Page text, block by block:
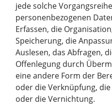
jede solche
personenbezogenen
Erfassen, die
Speicherung, die
Auslesen, das Abfragen,
Offenlegung durch
eine andere Form der
oder die Verknüpfung,
oder die Vernichtung.